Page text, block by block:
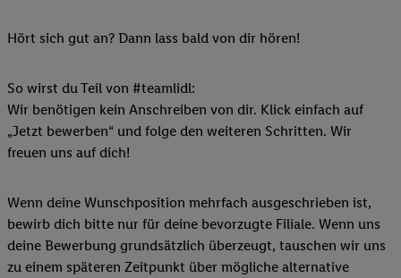
Hört sich gut an? Dann lass bald von dir hören!
So wirst du Teil von #teamlidl:
Wir benötigen kein Anschreiben von dir. Klick einfach auf
„Jetzt bewerben“ und folge den weiteren Schritten. Wir
freuen uns auf dich!
Wenn deine Wunschposition mehrfach ausgeschrieben ist,
bewirb dich bitte nur für deine bevorzugte Filiale. Wenn uns
deine Bewerbung grundsätzlich überzeugt, tauschen wir uns
zu einem späteren Zeitpunkt über mögliche alternative